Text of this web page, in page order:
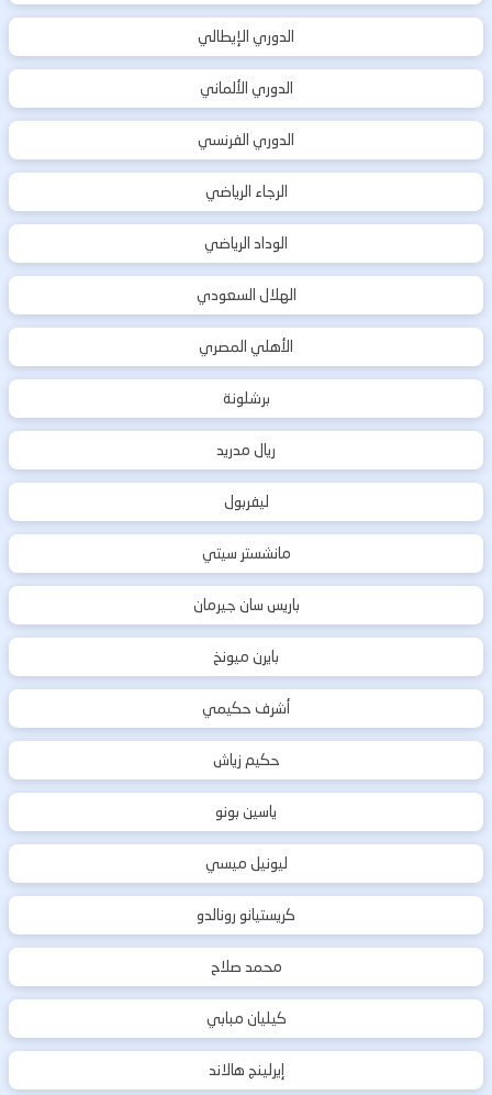
الدوري الإيطالي
الدوري الألماني
الدوري الفرنسي
الرجاء الرياضي
الوداد الرياضي
الهلال السعودي
الأهلي المصري
برشلونة
ريال مدريد
ليفربول
مانشستر سيتي
باريس سان جيرمان
بايرن ميونخ
أشرف حكيمي
حكيم زياش
ياسين بونو
ليونيل ميسي
كريستيانو رونالدو
محمد صلاح
كيليان مبابي
إيرلينج هالاند